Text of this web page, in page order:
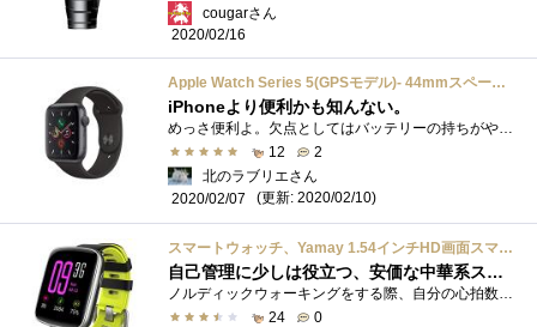
cougarさん
2020/02/16
Apple Watch Series 5(GPSモデル)- 44mmスペースグレイアルミニウムケースとブラックスポーツバンド - S/M & M/L
iPhoneより便利かも知んない。
めっさ便利よ。欠点としてはバッテリーの持ちがやっぱまだ弱いかなあ。 あとはベルトを公式のものやそこらへんに売ってるものに付け替える。...
12
2
北のラブリエさん
2020/02/07
(更新: 2020/02/10)
スマートウォッチ、Yamay 1.54インチHD画面スマートブレスレット 心拍計 活動量計 多機能腕時計 Bluetooth通話機能搭載(SIMカードなし) SMS通知 歩数計 消費カロリー ストップウォッチ 睡眠検測 座りっぱなし警告 遠隔音楽 IP68防水 水泳可能 日本語説明書 iphone&Android対応 (グリーン)
自己管理に少しは役立つ、安価な中華系スマートウォッチ
ノルディックウォーキングをする際、自分の心拍数をSigmaのハートレイトモニターで、確認していましたが、この夏に、ハートレイトモニターの調...
24
0